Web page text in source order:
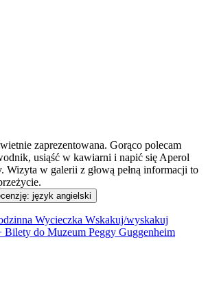
zaprezentowana. Gorąco polecam
usiąść w kawiarni i napić się Aperol
Wizyta w galerii z głową pełną informacji to
język angielski
Wycieczka Wskakuj/wyskakuj
Bilety do Muzeum Peggy Guggenheim